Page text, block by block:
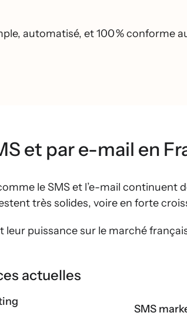
automatisé, et 100 % conforme
et par e-mail en
le SMS et l’e-mail continuent
très solides, voire en forte
puissance sur le marché
actuelles
SMS